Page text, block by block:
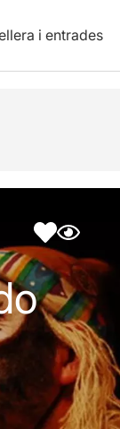
i entrades
i vídeos